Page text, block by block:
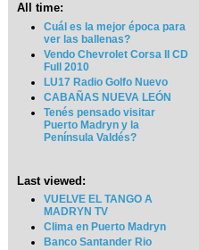
All time:
Cuál es la mejor época para
ver las ballenas?
Vendo Chevrolet Corsa II CD
Full 2010
LU17 Radio Golfo Nuevo
CABAÑAS NUEVA LEÓN
Tenés pensado visitar
Puerto Madryn y la
Península Valdés?
Last viewed:
VUELVE EL TANGO A
MADRYN TV
Clima en Puerto Madryn
Banco Santander Rio